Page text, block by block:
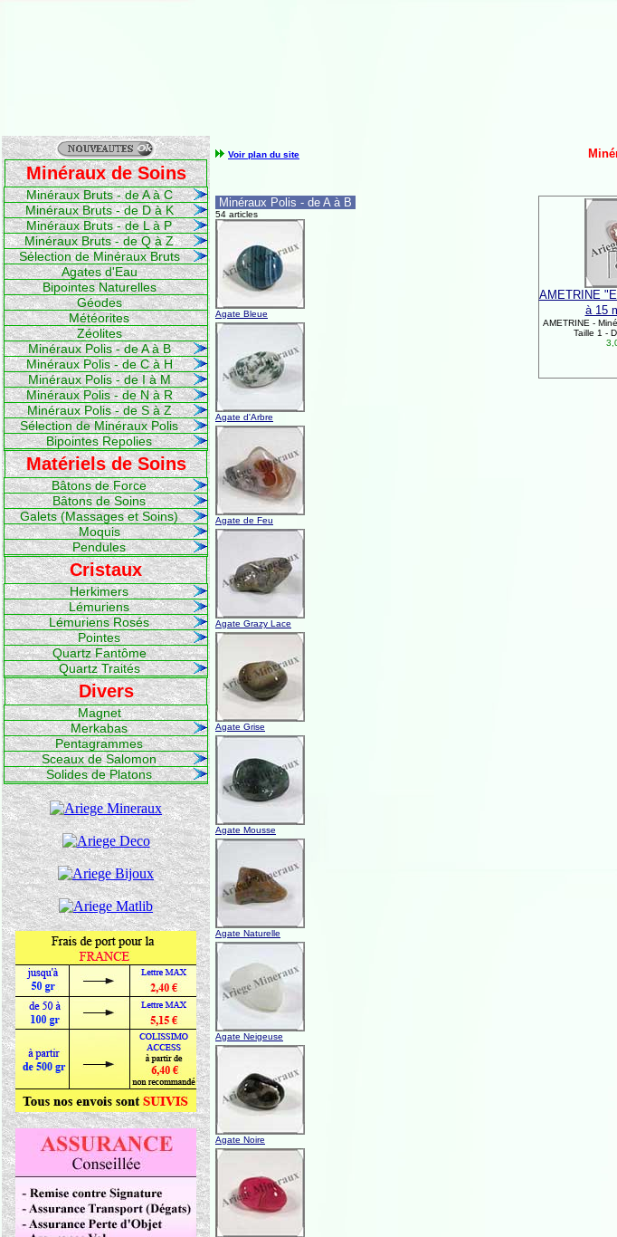
Minéraux de Soins
Minéraux Bruts - de A à C
Minéraux Bruts - de D à K
Minéraux Bruts - de L à P
Minéraux Bruts - de Q à Z
Sélection de Minéraux Bruts
Agates d'Eau
Bipointes Naturelles
Géodes
Météorites
Zéolites
Minéraux Polis - de A à B
Minéraux Polis - de C à H
Minéraux Polis - de I à M
Minéraux Polis - de N à R
Minéraux Polis - de S à Z
Sélection de Minéraux Polis
Bipointes Repolies
Matériels de Soins
Bâtons de Force
Bâtons de Soins
Galets (Massages et Soins)
Moquis
Pendules
Cristaux
Herkimers
Lémuriens
Lémuriens Rosés
Pointes
Quartz Fantôme
Quartz Traités
Divers
Magnet
Merkabas
Pentagrammes
Sceaux de Salomon
Solides de Platons
Voir plan du site
Minéraux Polis - de A à B
54 articles
Agate Bleue
Agate d'Arbre
Agate de Feu
Agate Grazy Lace
Agate Grise
Agate Mousse
Agate Naturelle
Agate Neigeuse
Agate Noire
AMETRINE
à 15
AMETRINE -
Taille 1 -